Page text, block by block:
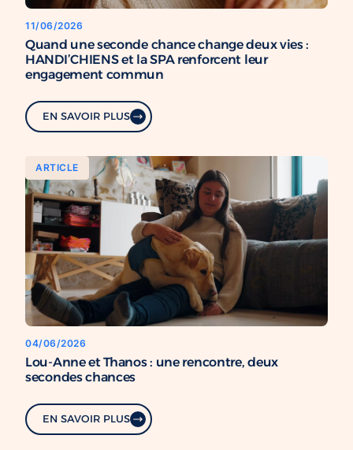
11/06/2026
Quand une seconde chance change deux vies :
HANDI’CHIENS et la SPA renforcent leur
engagement commun
EN SAVOIR PLUS
ARTICLE
04/06/2026
Lou-Anne et Thanos : une rencontre, deux
secondes chances
EN SAVOIR PLUS